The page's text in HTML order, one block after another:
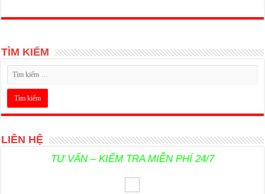
TÌM KIẾM
LIÊN HỆ
TƯ VẤN – KIỂM TRA MIỄN PHÍ 24/7